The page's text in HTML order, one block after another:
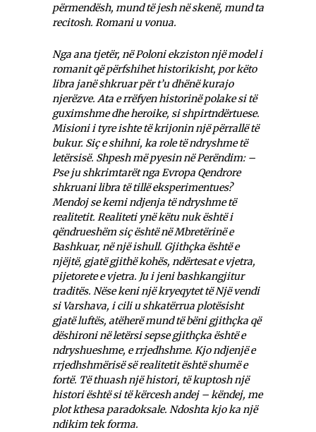
përmendësh, mund të jesh në skenë, mund ta
recitosh. Romani u vonua.
Nga ana tjetër, në Poloni ekziston një model i
romanit që përfshihet historikisht, por këto
libra janë shkruar për t’u dhënë kurajo
njerëzve. Ata e rrëfyen historinë polake si të
guximshme dhe heroike, si shpirtndërtuese.
Misioni i tyre ishte të krijonin një përrallë të
bukur. Siç e shihni, ka role të ndryshme të
letërsisë. Shpesh më pyesin në Perëndim: –
Pse ju shkrimtarët nga Evropa Qendrore
shkruani libra të tillë eksperimentues?
Mendoj se kemi ndjenja të ndryshme të
realitetit. Realiteti ynë këtu nuk është i
qëndrueshëm siç është në Mbretërinë e
Bashkuar, në një ishull. Gjithçka është e
njëjtë, gjatë gjithë kohës, ndërtesat e vjetra,
pijetorete e vjetra. Ju i jeni bashkangjitur
traditës. Nëse keni një kryeqytet të Një vendi
si Varshava, i cili u shkatërrua plotësisht
gjatë luftës, atëherë mund të bëni gjithçka që
dëshironi në letërsi sepse gjithçka është e
ndryshueshme, e rrjedhshme. Kjo ndjenjë e
rrjedhshmërisë së realitetit është shumë e
fortë. Të thuash një histori, të kuptosh një
histori është si të kërcesh andej – këndej, me
plot kthesa paradoksale. Ndoshta kjo ka një
ndikim tek forma.